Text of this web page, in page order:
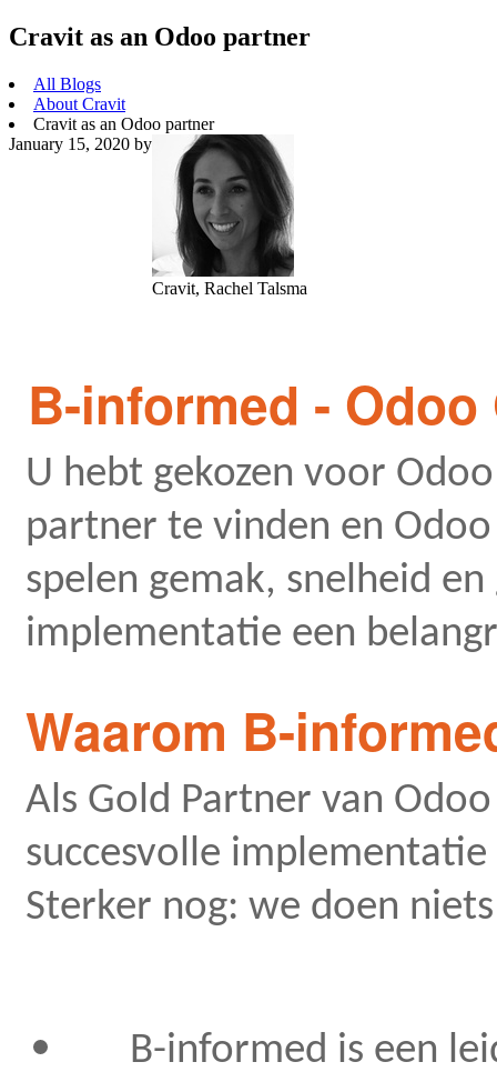
Cravit as an Odoo partner
All Blogs
About Cravit
Cravit as an Odoo partner
January 15, 2020 by
Cravit, Rachel Talsma
B-informed -
U hebt gekozen voor
partner te vinden en
spelen gemak, snelheid
implementatie een
Waarom B-
Als Gold Partner van
succesvolle
Sterker nog: we doen
B-informed is een